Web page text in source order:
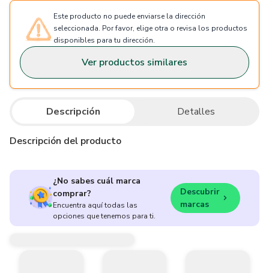
Este producto no puede enviarse la dirección
seleccionada. Por favor, elige otra o revisa los productos
disponibles para tu dirección.
Ver productos similares
Descripción Detalles
Descripción del producto
¿No sabes cuál marca
comprar?
Encuentra aquí todas las
opciones que tenemos para ti.
Descubrir
marcas